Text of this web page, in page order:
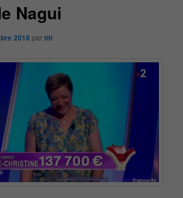
Nagui
2018 partiti